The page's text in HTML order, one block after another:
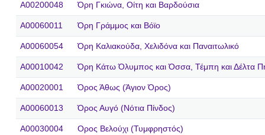
A00200048 Όρη Γκιώνα, Οίτη και Βαρδούσια
A00060011 Όρη Γράμμος και Βόϊο
A00060054 Όρη Καλιακούδα, Χελιδόνα και Παναιτωλικό
A00010042 Όρη Κάτω Όλυμπος και Όσσα, Τέμπη και Δέλτα
A00020001 Όρος Άθως (Άγιον Όρος)
A00060013 Όρος Αυγό (Νότια Πίνδος)
A00030004 Ορος Βελούχι (Τυμφρηστός)